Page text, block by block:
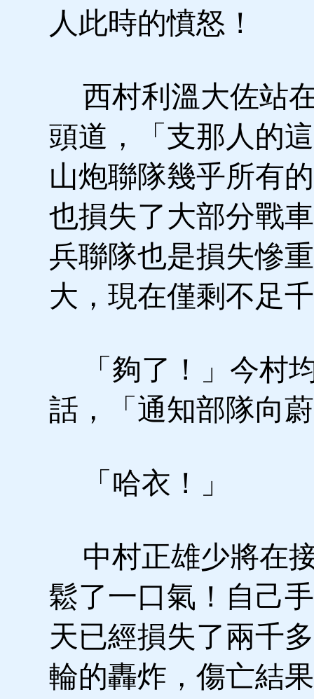
人此時的憤怒！
西村利溫大佐站
頭道，「支那人的
山炮聯隊幾乎所有
也損失了大部分戰
兵聯隊也是損失慘
大，現在僅剩不足
「夠了！」今村
話，「通知部隊向
「哈衣！」
中村正雄少將在
鬆了一口氣！自己
天已經損失了兩千
輪的轟炸，傷亡結